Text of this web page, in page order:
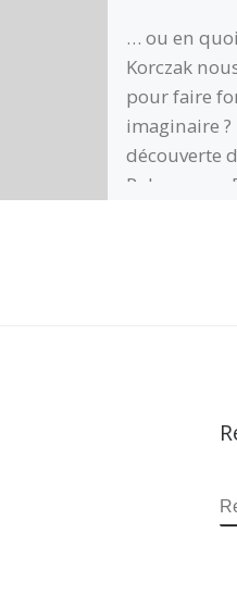
… ou en
Korczak
pour faire
imaginaire
découverte
Pologne, en